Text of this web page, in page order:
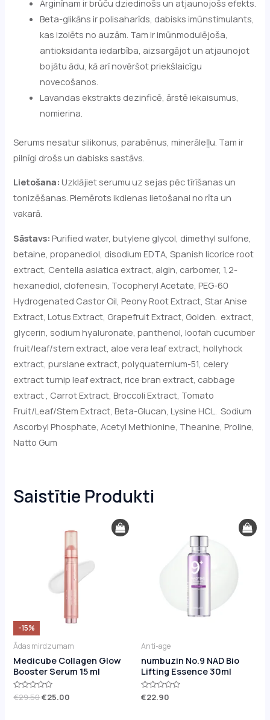
Arginīnam ir brūču dziedinošs un atjaunojošs efekts.
Beta-glikāns ir polisaharīds, dabisks imūnstimulants,
kas izolēts no auzām. Tam ir imūnmodulējoša,
antioksidanta iedarbība, aizsargājot un atjaunojot
bojātu ādu, kā arī novēršot priekšlaicīgu
novecošanos.
Lavandas ekstrakts dezinficē, ārstē iekaisumus,
nomierina.
Serums nesatur silikonus, parabēnus, minerāleļļu. Tam ir
pilnīgi drošs un dabisks sastāvs.
Lietošana: Uzklājiet serumu uz sejas pēc tīrīšanas un
tonizēšanas. Piemērots ikdienas lietošanai no rīta un
vakarā.
Sāstavs:Purified water, butylene glycol, dimethyl sulfone,
betaine, propanediol, disodium EDTA, Spanish licorice root
extract, Centella asiatica extract, algin, carbomer, 1,2-
hexanediol, clofenesin, Tocopheryl Acetate, PEG-60
Hydrogenated Castor Oil, Peony Root Extract, Star Anise
Extract, Lotus Extract, Grapefruit Extract, Golden. extract,
glycerin, sodium hyaluronate, panthenol, loofah cucumber
fruit/leaf/stem extract, aloe vera leaf extract, hollyhock
extract, purslane extract, polyquaternium-51, celery
extract turnip leaf extract, rice bran extract, cabbage
extract , Carrot Extract, Broccoli Extract, Tomato
Fruit/Leaf/Stem Extract, Beta-Glucan, Lysine HCL. Sodium
Ascorbyl Phosphate, Acetyl Methionine, Theanine, Proline,
Natto Gum
Saistītie Produkti
-15%
Ādas mirdzumam
Medicube Collagen Glow
Booster Serum 15 ml
Novērtēts
€29.50
€29.50.
€25.00
price
is:
€25.00.
Anti-age
numbuzin No.9 NAD Bio
Lifting Essence 30ml
Novērtēts
€22.90